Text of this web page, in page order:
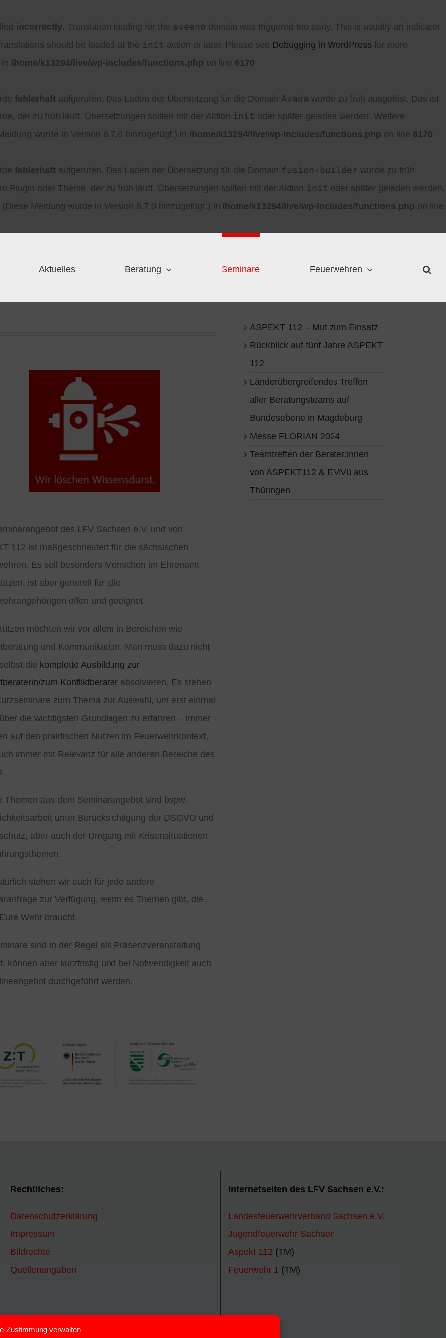
Zustimmung verwalten
incorrectly. Translation loading for the eveeno domain was triggered too early. This is usually an indicator
should be loaded at the init action or later. Please see Debugging in WordPress for more
/home/k13294/live/wp-includes/functions.php on line 6170
fehlerhaft aufgerufen. Das Laden der Übersetzung für die Domain Avada wurde zu früh ausgelöst. Das ist
der zu früh läuft. Übersetzungen sollten mit der Aktion init oder später geladen werden. Weitere
wurde in Version 6.7.0 hinzugefügt.) in /home/k13294/live/wp-includes/functions.php on line 6170
fehlerhaft aufgerufen. Das Laden der Übersetzung für die Domain fusion-builder wurde zu früh
Plugin oder Theme, der zu früh läuft. Übersetzungen sollten mit der Aktion init oder später geladen werden.
(Diese Meldung wurde in Version 6.7.0 hinzugefügt.) in /home/k13294/live/wp-includes/functions.php on line
Aktuelles Beratung Seminare Feuerwehren
des LFV Sachsen e.V. und von
112 ist maßgeschneidert für die sächsischen
Es soll besonders Menschen im Ehrenamt
ist aber generell für alle
offen und geeignet.
möchten wir vor allem in Bereichen wie
und Kommunikation. Man muss dazu nicht
die komplette Ausbildung zur
zum Konfliktberater absolvieren. Es stehen
zum Thema zur Auswahl, um erst einmal
die wichtigsten Grundlagen zu erfahren – immer
auf den praktischen Nutzen im Feuerwehrkontext,
immer mit Relevanz für alle anderen Bereiche des
Themen aus dem Seminarangebot sind bspw.
unter Berücksichtigung der DSGVO und
aber auch der Umgang mit Krisensituationen
stehen wir euch für jede andere
zur Verfügung, wenn es Themen gibt, die
Wehr braucht.
sind in der Regel als Präsenzveranstaltung
können aber kurzfristig und bei Notwendigkeit auch
durchgeführt werden.
ASPEKT 112 – Mut zum Einsatz
Rückblick auf fünf Jahre ASPEKT
112
Länderübergreifendes Treffen
aller Beratungsteams auf
Bundesebene in Magdeburg
Messe FLORIAN 2024
Teamtreffen der Berater:innen
von ASPEKT112 & EMVü aus
Thüringen
Rechtliches:
Datenschutzerklärung
Impressum
Bildrechte
Quellenangaben
Internetseiten des LFV Sachsen e.V.:
Landesfeuerwehrverband Sachsen e.V.
Jugendfeuerwehr Sachsen
Aspekt 112 (TM)
Feuerwehr 1 (TM)